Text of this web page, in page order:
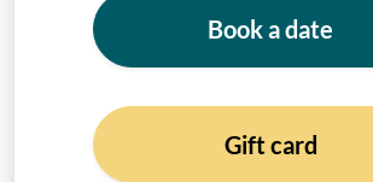
Book a date
Gift card